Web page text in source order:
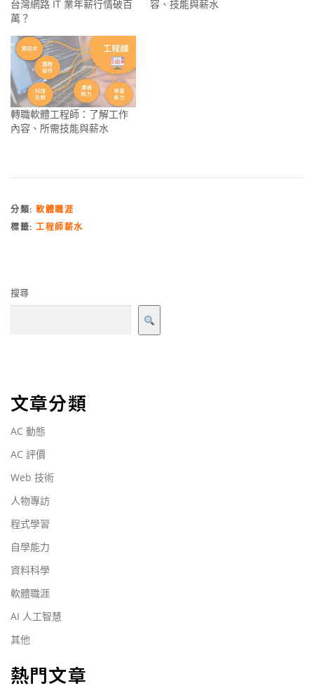
台灣網路 IT 業年薪行情破百
萬？
容、技能與薪水
轉職軟體工程師：了解工作
內容、所需技能與薪水
分類: 軟體職涯
標籤: 工程師薪水
搜尋
文章分類
AC 動態
AC 評價
Web 技術
人物專訪
程式學習
自學能力
資料科學
軟體職涯
AI 人工智慧
其他
熱門文章